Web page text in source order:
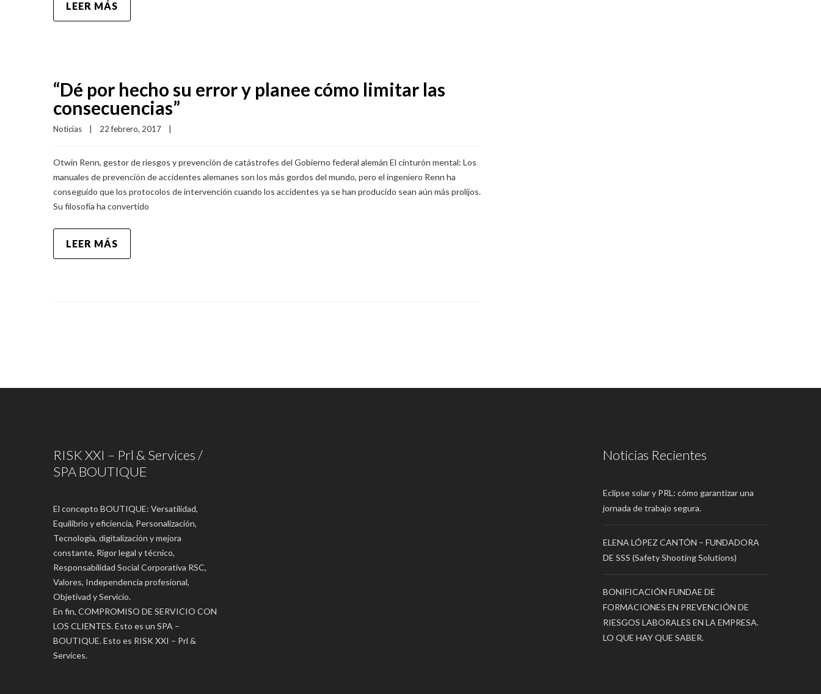
LEER MÁS
“Dé por hecho su error y planee cómo limitar las
consecuencias”
Noticias 22 febrero, 2017
Otwin Renn, gestor de riesgos y prevención de catástrofes del Gobierno federal alemán El cinturón mental: Los
manuales de prevención de accidentes alemanes son los más gordos del mundo, pero el ingeniero Renn ha
conseguido que los protocolos de intervención cuando los accidentes ya se han producido sean aún más prolijos.
Su filosofía ha convertido
LEER MÁS
RISK XXI – Prl & Services /
SPA BOUTIQUE
El concepto BOUTIQUE: Versatilidad,
Equilibrio y eficiencia, Personalización,
Tecnología, digitalización y mejora
constante, Rigor legal y técnico,
Responsabilidad Social Corporativa RSC,
Valores, Independencia profesional,
Objetivad y Servicio.
En fin, COMPROMISO DE SERVICIO CON
LOS CLIENTES. Esto es un SPA –
BOUTIQUE. Esto es RISK XXI – Prl &
Services.
Noticias Recientes
Eclipse solar y PRL: cómo garantizar una
jornada de trabajo segura.
ELENA LÓPEZ CANTÓN – FUNDADORA
DE SSS (Safety Shooting Solutions)
BONIFICACIÓN FUNDAE DE
FORMACIONES EN PREVENCIÓN DE
RIESGOS LABORALES EN LA EMPRESA.
LO QUE HAY QUE SABER.